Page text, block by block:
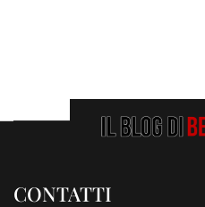
CONTATTI